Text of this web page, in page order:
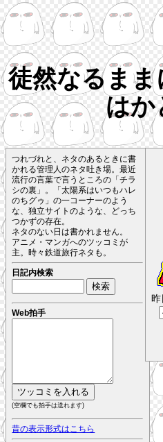
徒然なるま
はか
つれづれと、ネタのあるときに書
かれる管理人のネタ吐き場。最近
流行の言葉で言うところの「チラ
シの裏」。「太陽系はいつもハレ
のちグゥ」の一コーナーのよう
な、独立サイトのような、どっち
つかずの存在。
ネタのない日は書かれません。
アニメ・マンガへのツッコミが
主。時々鉄道旅行ネタも。
日記内検索
Web拍手
(空欄でも拍手は送れます)
昔の表示形式はこちら
昨